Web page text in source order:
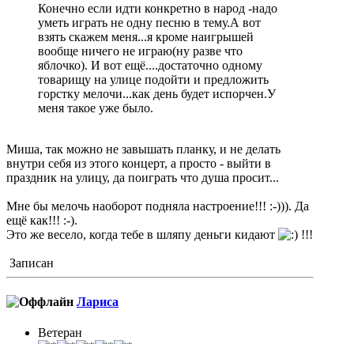
Конечно если идти конкретно в народ -надо
уметь играть не одну песню в тему.А вот
взять скажем меня...я кроме наигрышей
вообще ничего не играю(ну разве что
яблочко). И вот ещё....достаточно одному
товарищу на улице подойти и предложить
горстку мелочи...как день будет испорчен.У
меня такое уже было.
Миша, так можно не завышать планку, и не делать
внутри себя из этого концерт, а просто - выйти в
праздник на улицу, да поиграть что душа просит...
Мне бы мелочь наоборот подняла настроение!!! :-))). Да
ещё как!!! :-).
Это же весело, когда тебе в шляпу деньги кидают
!!!
Записан
Лариса
Ветеран